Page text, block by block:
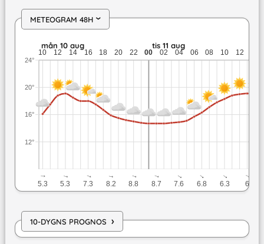
METEOGRAM 48H ›
mån 10 aug: 19,1 till 14,8 grader: ingen nederbörd: upp
mån 10 aug tis 11 aug
10 12 14 16 18 20 22 00 02 04 06 08 10 12
12°
16°
20°
24°
↓
5.3
↓
5.3
↓
7.3
↓
8.2
↓
8.8
↓
8.7
↓
7.6
↓
6.8
↓
6.3
↓
6
10-DYGNS PROGNOS ›